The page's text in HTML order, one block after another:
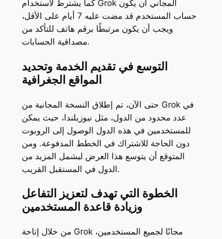
كما يشترط لاستخدام Grok المجاني أن يكون
حساب المستخدم قد مضت عليه 7 أيام على الأقل،
ويجب أن يكون مرتبطًا برقم هاتف للتأكد من
مصداقية الحسابات.
التوسع في تقديم الخدمة وتحديد
المواقع الجغرافية
حتى الآن، تم إطلاق النسخة المجانية من Grok في
عدد محدود من الدول، مثل نيوزيلندا، حيث يمكن
للمستخدمين في هذه الدول الوصول إلى الروبوت
دون الحاجة للاشتراك في الخطط المدفوعة. ومن
المتوقع أن يتوسع هذا العرض ليشمل المزيد من
الدول في المستقبل القريب.
الخطوة التي تهدف لتعزيز التفاعل
وزيادة قاعدة المستخدمين
من خلال إتاحة Grok مجانًا لجميع المستخدمين،